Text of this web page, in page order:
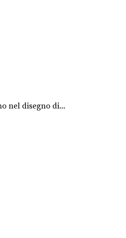
nel disegno di...